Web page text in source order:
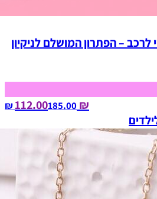
– הפתרון המושלם לניקיון
₪ 112.00
185.00‏ ₪